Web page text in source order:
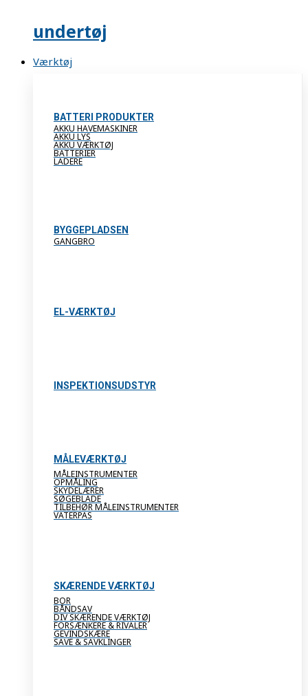
undertøj
Værktøj
BATTERI PRODUKTER
AKKU HAVEMASKINER
AKKU LYS
AKKU VÆRKTØJ
BATTERIER
LADERE
BYGGEPLADSEN
GANGBRO
EL-VÆRKTØJ
INSPEKTIONSUDSTYR
MÅLEVÆRKTØJ
MÅLEINSTRUMENTER
OPMÅLING
SKYDELÆRER
SØGEBLADE
TILBEHØR MÅLEINSTRUMENTER
VATERPAS
SKÆRENDE VÆRKTØJ
BOR
BÅNDSAV
DIV SKÆRENDE VÆRKTØJ
FORSÆNKERE & RIVALER
GEVINDSKÆRE
SAVE & SAVKLINGER